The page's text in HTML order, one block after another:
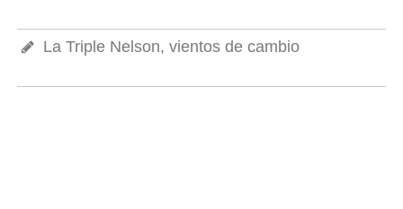
La Triple Nelson, vientos de cambio